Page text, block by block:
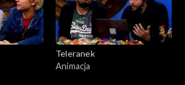
Teleranek
Animacja